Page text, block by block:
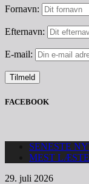
Fornavn:
Efternavn:
E-mail:
FACEBOOK
SENESTE
MEST LÆSTE
29. juli 2026